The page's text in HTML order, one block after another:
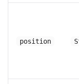
position